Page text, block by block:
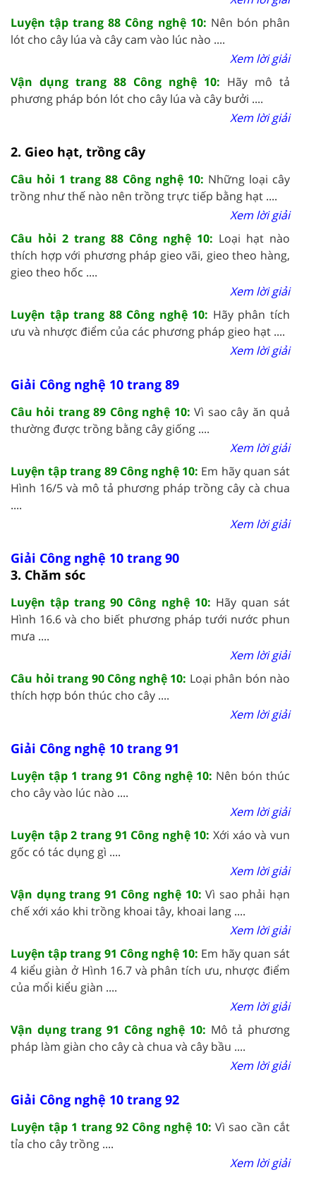
Luyện tập trang 88 Công nghệ 10: Nên bón phân
lót cho cây lúa và cây cam vào lúc nào ....
Xem lời giải
Vận dụng trang 88 Công nghệ 10: Hãy mô tả
phương pháp bón lót cho cây lúa và cây bưởi ....
Xem lời giải
2. Gieo hạt, trồng cây
Câu hỏi 1 trang 88 Công nghệ 10: Những loại cây
trồng như thế nào nên trồng trực tiếp bằng hạt ....
Xem lời giải
Câu hỏi 2 trang 88 Công nghệ 10: Loại hạt nào
thích hợp với phương pháp gieo vãi, gieo theo hàng,
gieo theo hốc ....
Xem lời giải
Luyện tập trang 88 Công nghệ 10: Hãy phân tích
ưu và nhược điểm của các phương pháp gieo hạt ....
Xem lời giải
Giải Công nghệ 10 trang 89
Câu hỏi trang 89 Công nghệ 10: Vì sao cây ăn quả
thường được trồng bằng cây giống ....
Xem lời giải
Luyện tập trang 89 Công nghệ 10: Em hãy quan sát
Hình 16/5 và mô tả phương pháp trồng cây cà chua
....
Xem lời giải
Giải Công nghệ 10 trang 90
3. Chăm sóc
Luyện tập trang 90 Công nghệ 10: Hãy quan sát
Hình 16.6 và cho biết phương pháp tưới nước phun
mưa ....
Xem lời giải
Câu hỏi trang 90 Công nghệ 10: Loại phân bón nào
thích hợp bón thúc cho cây ....
Xem lời giải
Giải Công nghệ 10 trang 91
Luyện tập 1 trang 91 Công nghệ 10: Nên bón thúc
cho cây vào lúc nào ....
Xem lời giải
Luyện tập 2 trang 91 Công nghệ 10: Xới xáo và vun
gốc có tác dụng gì ....
Xem lời giải
Vận dụng trang 91 Công nghệ 10: Vì sao phải hạn
chế xới xáo khi trồng khoai tây, khoai lang ....
Xem lời giải
Luyện tập trang 91 Công nghệ 10: Em hãy quan sát
4 kiểu giàn ở Hình 16.7 và phân tích ưu, nhược điểm
của mổi kiểu giàn ....
Xem lời giải
Vận dụng trang 91 Công nghệ 10: Mô tả phương
pháp làm giàn cho cây cà chua và cây bầu ....
Xem lời giải
Giải Công nghệ 10 trang 92
Luyện tập 1 trang 92 Công nghệ 10: Vì sao cần cắt
tỉa cho cây trồng ....
Xem lời giải